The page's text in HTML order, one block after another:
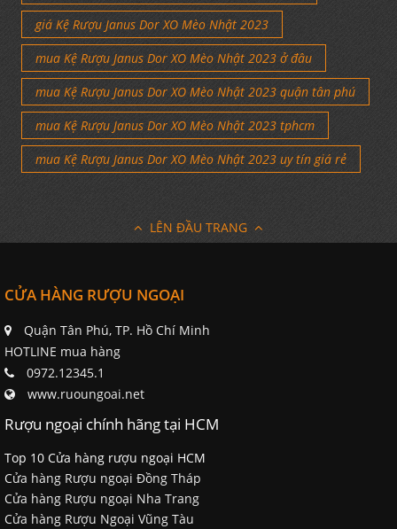
giá Kệ Rượu Janus Dor XO Mèo Nhật 2023
mua Kệ Rượu Janus Dor XO Mèo Nhật 2023 ở đâu
mua Kệ Rượu Janus Dor XO Mèo Nhật 2023 quận tân phú
mua Kệ Rượu Janus Dor XO Mèo Nhật 2023 tphcm
mua Kệ Rượu Janus Dor XO Mèo Nhật 2023 uy tín giá rẻ
LÊN ĐẦU TRANG
CỬA HÀNG RƯỢU NGOẠI
Quận Tân Phú, TP. Hồ Chí Minh
HOTLINE mua hàng
0972.12345.1
www.ruoungoai.net
Rượu ngoại chính hãng tại HCM
Top 10 Cửa hàng rượu ngoại HCM
Cửa hàng Rượu ngoại Đồng Tháp
Cửa hàng Rượu ngoại Nha Trang
Cửa hàng Rượu Ngoại Vũng Tàu